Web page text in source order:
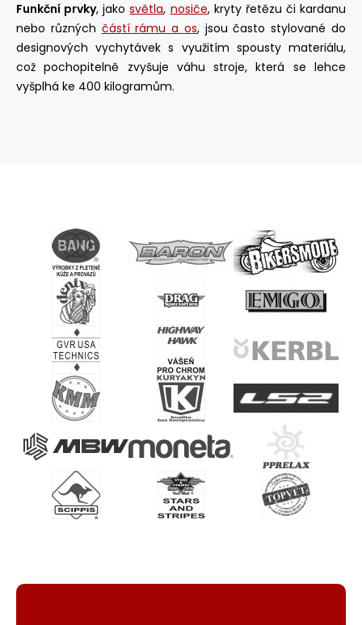
Funkční prvky, jakosvětla, nosiče, kryty řetězu či kardanu
nebo různých částí rámu a os, jsou často stylované do
designových vychytávek s využitím spousty materiálu,
což pochopitelně zvyšuje váhu stroje, která se lehce
vyšplhá ke 400 kilogramům.